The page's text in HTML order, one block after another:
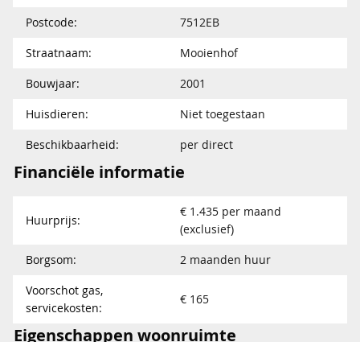
Postcode:
7512EB
Straatnaam:
Mooienhof
Bouwjaar:
2001
Huisdieren:
Niet toegestaan
Beschikbaarheid:
per direct
Financiële informatie
Huurprijs:
€ 1.435 per maand
(exclusief)
Borgsom:
2 maanden huur
Voorschot gas,
servicekosten:
€ 165
Eigenschappen woonruimte